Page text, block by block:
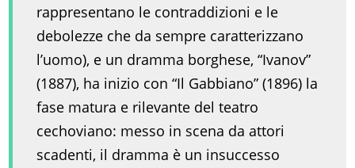
rappresentano le contraddizioni e le
debolezze che da sempre caratterizzano
l’uomo), e un dramma borghese, “Ivanov”
(1887), ha inizio con “Il Gabbiano” (1896) la
fase matura e rilevante del teatro
cechoviano: messo in scena da attori
scadenti, il dramma è un insuccesso